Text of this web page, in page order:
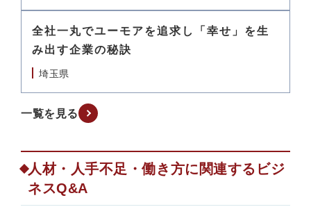
全社一丸でユーモアを追求し「幸せ」を生
み出す企業の秘訣
埼玉県
一覧を見る
人材・人手不足・働き方に関連するビジ
ネスQ&A